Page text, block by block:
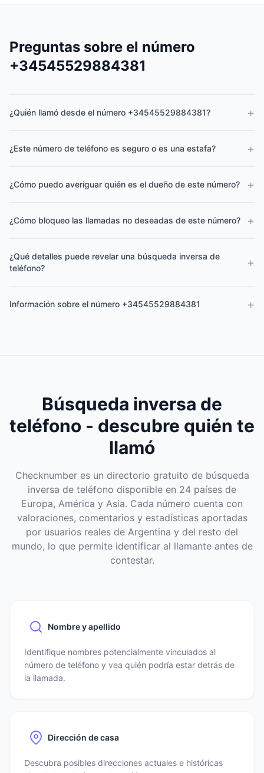
Preguntas sobre el número
+34545529884381
¿Quién llamó desde el número +34545529884381? +
¿Este número de teléfono es seguro o es una estafa? +
¿Cómo puedo averiguar quién es el dueño de este número? +
¿Cómo bloqueo las llamadas no deseadas de este número? +
¿Qué detalles puede revelar una búsqueda inversa de
teléfono?
+
Información sobre el número +34545529884381 +
Búsqueda inversa de
teléfono - descubre quién te
llamó
Checknumber es un directorio gratuito de búsqueda
inversa de teléfono disponible en 24 países de
Europa, América y Asia. Cada número cuenta con
valoraciones, comentarios y estadísticas aportadas
por usuarios reales de Argentina y del resto del
mundo, lo que permite identificar al llamante antes de
contestar.
Nombre y apellido
Identifique nombres potencialmente vinculados al
número de teléfono y vea quién podría estar detrás de
la llamada.
Dirección de casa
Descubra posibles direcciones actuales e históricas